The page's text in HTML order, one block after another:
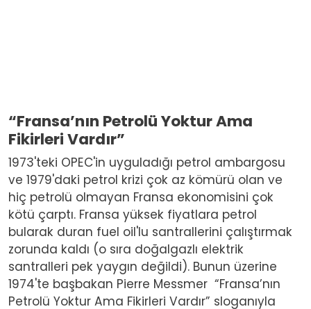
“Fransa’nın Petrolü Yoktur Ama
Fikirleri Vardır”
1973'teki OPEC'in uyguladığı petrol ambargosu
ve 1979'daki petrol krizi çok az kömürü olan ve
hiç petrolü olmayan Fransa ekonomisini çok
kötü çarptı. Fransa yüksek fiyatlara petrol
bularak duran fuel oil'lu santrallerini çalıştırmak
zorunda kaldı (o sıra doğalgazlı elektrik
santralleri pek yaygın değildi). Bunun üzerine
1974'te başbakan Pierre Messmer “Fransa’nın
Petrolü Yoktur Ama Fikirleri Vardır” sloganıyla